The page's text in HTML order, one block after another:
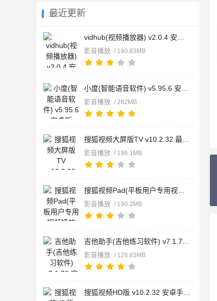
最近更新
影音播放 / 180.83MB
影音播放 / 282MB
影音播放 / 196.1MB
影音播放 / 190.2MB
影音播放 / 128.83MB